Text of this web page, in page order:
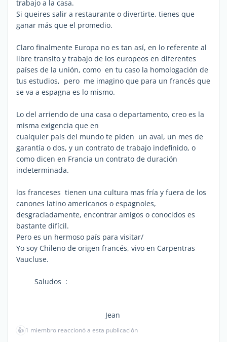
trabajo a la casa.
Si queires salir a restaurante o divertirte, tienes que
ganar más que el promedio.
Claro finalmente Europa no es tan así, en lo referente al
libre transito y trabajo de los europeos en diferentes
países de la unión, como en tu caso la homologación de
tus estudios, pero me imagino que para un francés que
se va a espagna es lo mismo.
Lo del arriendo de una casa o departamento, creo es la
misma exigencia que en
cualquier país del mundo te piden un aval, un mes de
garantía o dos, y un contrato de trabajo indefinido, o
como dicen en Francia un contrato de duración
indeterminada.
los franceses tienen una cultura mas fría y fuera de los
canones latino americanos o espagnoles,
desgraciadamente, encontrar amigos o conocidos es
bastante difícil.
Pero es un hermoso país para visitar/
Yo soy Chileno de origen francés, vivo en Carpentras
Vaucluse.
Saludos :
Jean
👍 1 miembro reaccionó a esta publicación